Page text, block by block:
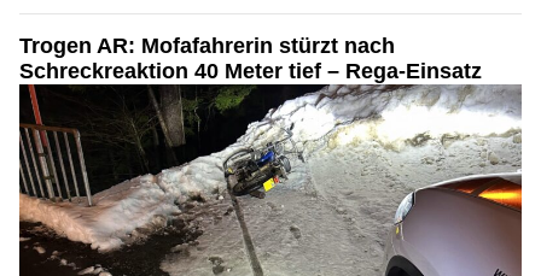
Trogen AR: Mofafahrerin stürzt nach
Schreckreaktion 40 Meter tief – Rega-Einsatz